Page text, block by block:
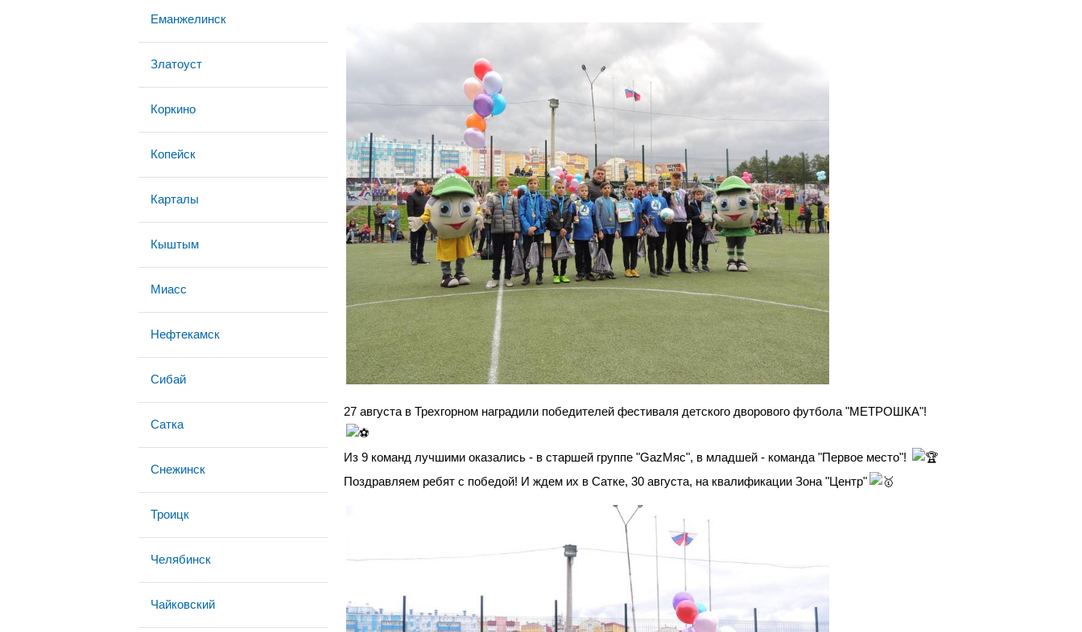
Еманжелинск
Златоуст
Коркино
Копейск
Карталы
Кыштым
Миасс
Нефтекамск
Сибай
Сатка
Снежинск
Троицк
Челябинск
Чайковский
27 августа в Трехгорном наградили победителей фестиваля детского дворового футбола "МЕТРОШКА"!
Из 9 команд лучшими оказались - в старшей группе "GazМяс", в младшей - команда "Первое место"!
Поздравляем ребят с победой! И ждем их в Сатке, 30 августа, на квалификации Зона "Центр"